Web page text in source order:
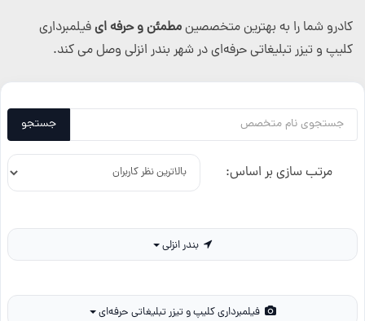
کادرو شما را به بهترین متخصصینمطمئن و حرفه ایفیلمبرداری
کلیپ و تیزر تبلیغاتی حرفه‌ای در شهر بندر انزلی وصل می کند.
جستجو
مرتب سازی بر اساس:
فیلمبرداری کلیپ و تیزر تبلیغاتی حرفه‌ای